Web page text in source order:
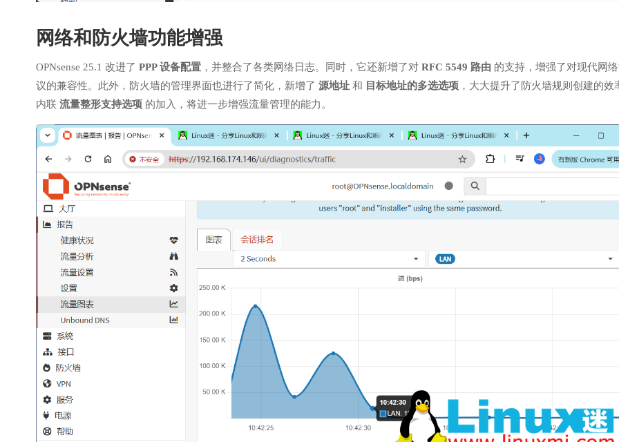
网络和防火墙功能增强
OPNsense 25.1 改进了 PPP 设备配置 ，并整合了各类网络日志。同时，它还新增了对 RFC 5549 路由 的支持，增强了对现代网
议的兼容性。此外，防火墙的管理界面也进行了简化，新增了 源地址 和 目标地址的多选选项 ，大大提升了防火墙规则创建的效
内联 流量整形支持选项 的加入，将进一步增强流量管理的能力。